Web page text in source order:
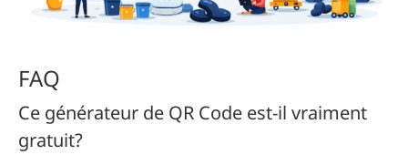
FAQ
Ce générateur de QR Code est-il vraiment
gratuit?